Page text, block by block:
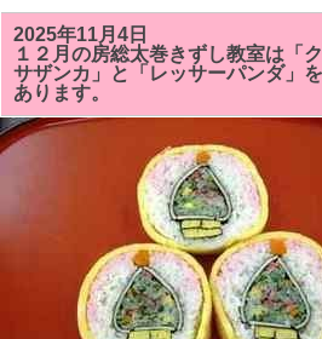
の
房
総
太
巻
ず
し
教
室
メ」
と
2025年11月4日
１２月の房総太巻きずし教室は「
サザンカ」と「レッサーパンダ」
あります。